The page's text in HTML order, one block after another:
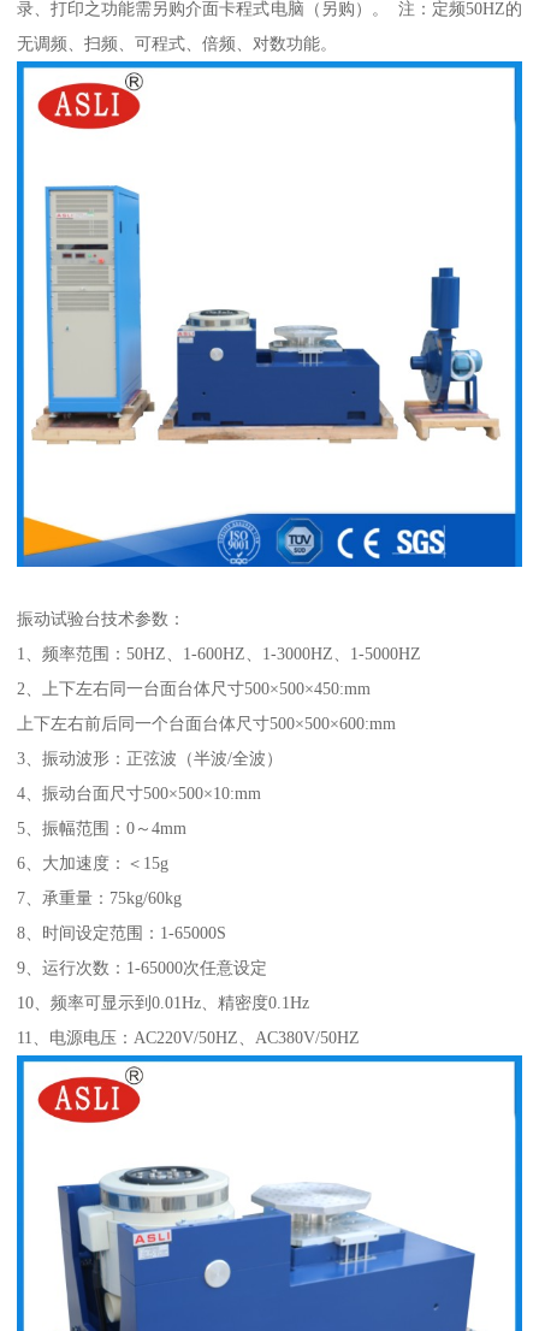
录、打印之功能需另购介面卡程式电脑（另购）。 注：定频50HZ的
无调频、扫频、可程式、倍频、对数功能。
振动试验台技术参数：
1、频率范围：50HZ、1-600HZ、1-3000HZ、1-5000HZ
2、上下左右同一台面台体尺寸500×500×450:mm
上下左右前后同一个台面台体尺寸500×500×600:mm
3、振动波形：正弦波（半波/全波）
4、振动台面尺寸500×500×10:mm
5、振幅范围：0～4mm
6、大加速度：＜15g
7、承重量：75kg/60kg
8、时间设定范围：1-65000S
9、运行次数：1-65000次任意设定
10、频率可显示到0.01Hz、精密度0.1Hz
11、电源电压：AC220V/50HZ、AC380V/50HZ